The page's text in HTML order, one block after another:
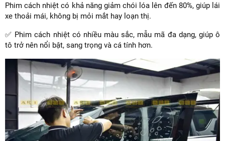
Phim cách nhiệt có khả năng giảm chói lóa lên đến 80%, giúp lái
xe thoải mái, không bị mỏi mắt hay loạn thị.
✅ Phim cách nhiệt có nhiều màu sắc, mẫu mã đa dạng, giúp ô
tô trở nên nổi bật, sang trọng và cá tính hơn.